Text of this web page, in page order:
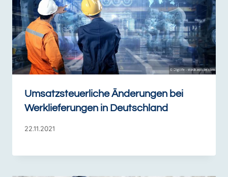
Umsatzsteuerliche Änderungen bei
Werklieferungen in Deutschland
22.11.2021